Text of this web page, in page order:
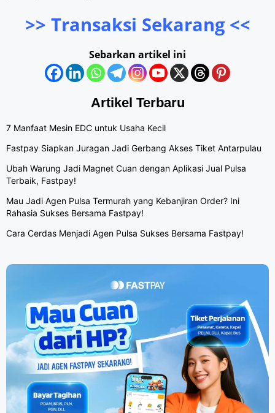
>> Transaksi Sekarang <<
Sebarkan artikel ini
Artikel Terbaru
7 Manfaat Mesin EDC untuk Usaha Kecil
Fastpay Siapkan Juragan Jadi Gerbang Akses Tiket Antarpulau
Ubah Warung Jadi Magnet Cuan dengan Aplikasi Jual Pulsa
Terbaik, Fastpay!
Mau Jadi Agen Pulsa Termurah yang Kebanjiran Order? Ini
Rahasia Sukses Bersama Fastpay!
Cara Cerdas Menjadi Agen Pulsa Sukses Bersama Fastpay!